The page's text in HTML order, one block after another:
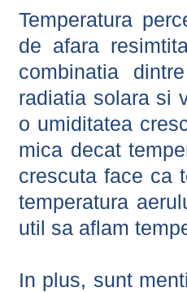
Temperatura
de afara
combinatia
radiatia solara si
o umiditatea
mica decat
crescuta face ca
temperatura
util sa aflam
In plus, sunt